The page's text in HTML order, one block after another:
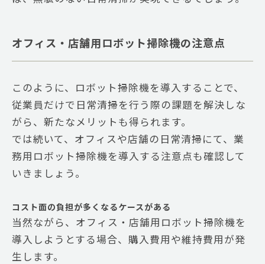
オフィス・店舗用ロボット掃除機の注意点
このように、ロボット掃除機を導入することで、
従業員だけで日常清掃を行う際の課題を解決しな
がら、新たなメリットも得られます。
では続いて、オフィスや店舗の日常清掃にて、業
務用ロボット掃除機を導入する注意点も確認して
いきましょう。
コスト面の負担が多くなるケースがある
当然ながら、オフィス・店舗用ロボット掃除機を
導入しようとする場合、購入費用や維持費用が発
生します。